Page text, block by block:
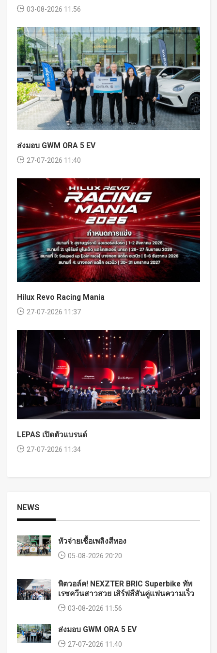
03-08-2026 11:56
ส่งมอบ GWM ORA 5 EV
27-07-2026 11:40
Hilux Revo Racing Mania
27-07-2026 11:37
LEPAS เปิดตัวแบรนด์
27-07-2026 11:34
NEWS
หัวจ่ายเชื้อเพลิงสีทอง
05-08-2026 20:20
พิตวอล์ค! NEXZTER BRIC Superbike ทัพ
เรซควีนสาวสวย เสิร์ฟสีสันคู่แฟนความเร็ว
03-08-2026 11:56
ส่งมอบ GWM ORA 5 EV
27-07-2026 11:40